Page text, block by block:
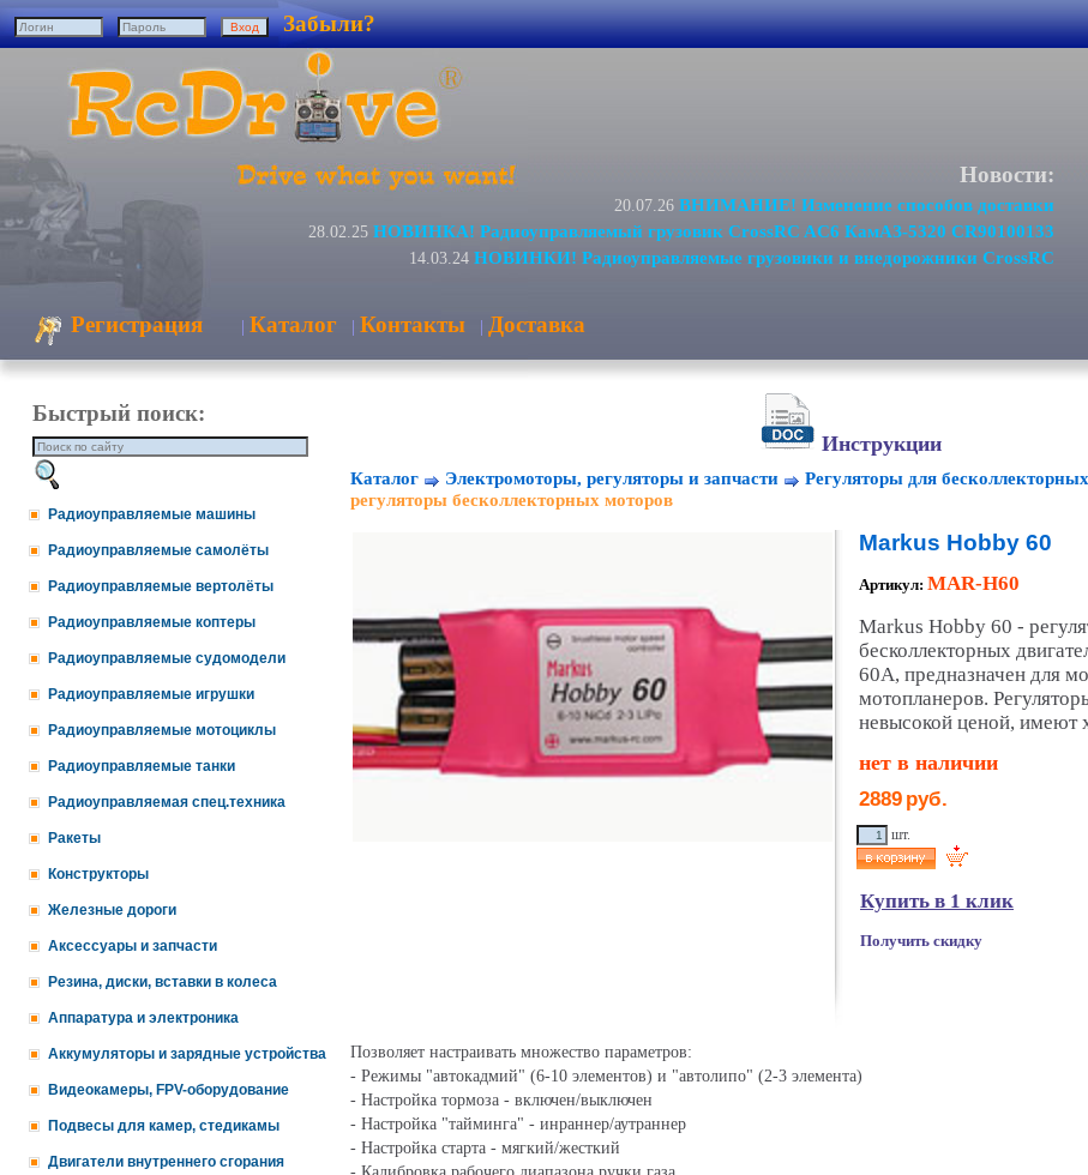
Забыли?
Новости:
20.07.26 ВНИМАНИЕ! Изменение способов доставки
28.02.25 НОВИНКА! Радиоуправляемый грузовик CrossRC AC6 КамАЗ-5320 CR90100133
14.03.24 НОВИНКИ! Радиоуправляемые грузовики и внедорожники CrossRC
Регистрация | Каталог | Контакты | Доставка
Быстрый поиск:
Радиоуправляемые машины
Радиоуправляемые самолёты
Радиоуправляемые вертолёты
Радиоуправляемые коптеры
Радиоуправляемые судомодели
Радиоуправляемые игрушки
Радиоуправляемые мотоциклы
Радиоуправляемые танки
Радиоуправляемая спец.техника
Ракеты
Конструкторы
Железные дороги
Аксессуары и запчасти
Резина, диски, вставки в колеса
Аппаратура и электроника
Аккумуляторы и зарядные устройства
Видеокамеры, FPV-оборудование
Подвесы для камер, стедикамы
Двигатели внутреннего сгорания
Инструкции
Каталог Электромоторы, регуляторы и запчасти Регуляторы для
регуляторы бесколлекторных моторов
Markus Hobby 60
Артикул: MAR-H60
Markus Hobby 60 -
бесколлекторных
60A, предназначен для
мотопланеров.
невысокой ценой, имеют
нет в наличии
2889 руб.
шт.
Купить в 1 клик
Получить скидку
Позволяет настраивать множество параметров:
- Режимы "автокадмий" (6-10 элементов) и "автолипо" (2-3 элемента)
- Настройка тормоза - включен/выключен
- Настройка "тайминга" - инраннер/аутраннер
- Настройка старта - мягкий/жесткий